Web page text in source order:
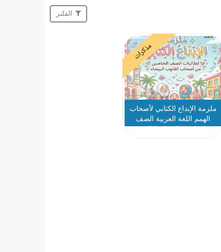
الفلتر
مذكرات
ملزمة الإبداع الكتابي لأصحاب
الهمم اللغة العربية الصف
الخامس الفصل الثالث